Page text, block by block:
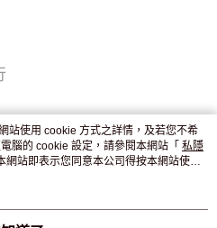
站使用 cookie 方式之詳情，及若您不希
腦的 cookie 設定，請參閱本網站「 私隱
網站即表示您同意本公司得按本網站使用